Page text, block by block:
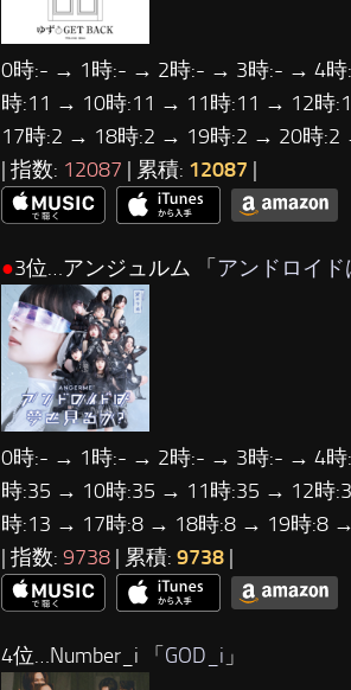
0時:- → 1時:- → 2時:- → 3時:- → 4
時:11 → 10時:11 → 11時:11 → 12時
17時:2 → 18時:2 → 19時:2 → 20時
| 指数: 12087 | 累積: 12087 |
●3位…アンジュルム 「 アンドロイ
0時:- → 1時:- → 2時:- → 3時:- → 4
時:35 → 10時:35 → 11時:35 → 12時
時:13 → 17時:8 → 18時:8 → 19時:8
| 指数: 9738 | 累積: 9738 |
4位…Number_i 「 GOD_i 」